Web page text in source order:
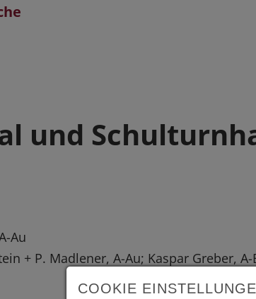
und
Au
+ P. Madlener, A-Au; Kaspar Greber, A-
COOKIE